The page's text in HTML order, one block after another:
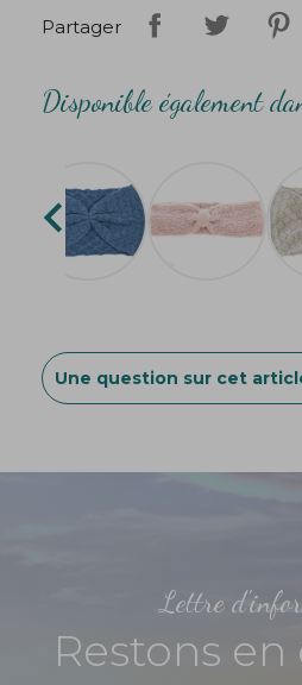
Partager
Disponible également

Une question sur cet
Lettre
Restons